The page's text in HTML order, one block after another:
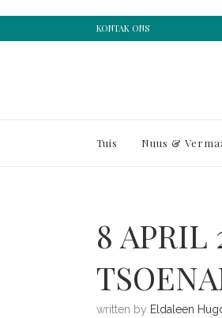
KONTAK ONS
Tuis Nuus &
8 APRIL
written by Eldaleen